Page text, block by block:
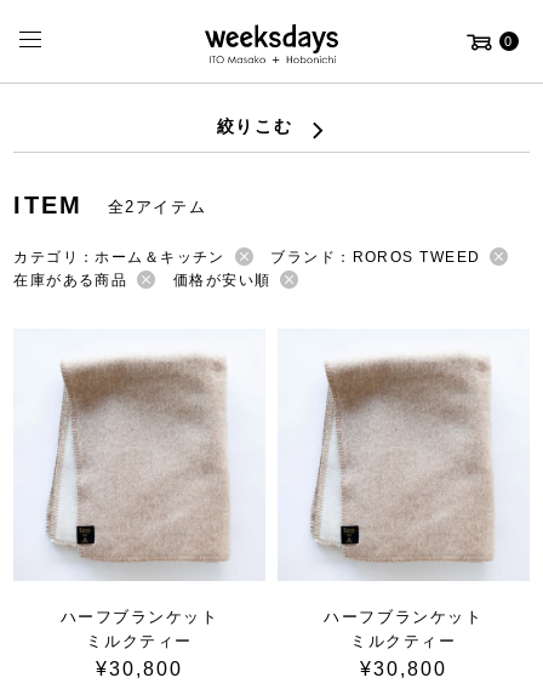
0
絞りこむ
ITEM 全2アイテム
カテゴリ：ホーム＆キッチン
ブランド：ROROS TWEED
在庫がある商品
価格が安い順
ハーフブランケット
ミルクティー
¥30,800
ハーフブランケット
ミルクティー
¥30,800